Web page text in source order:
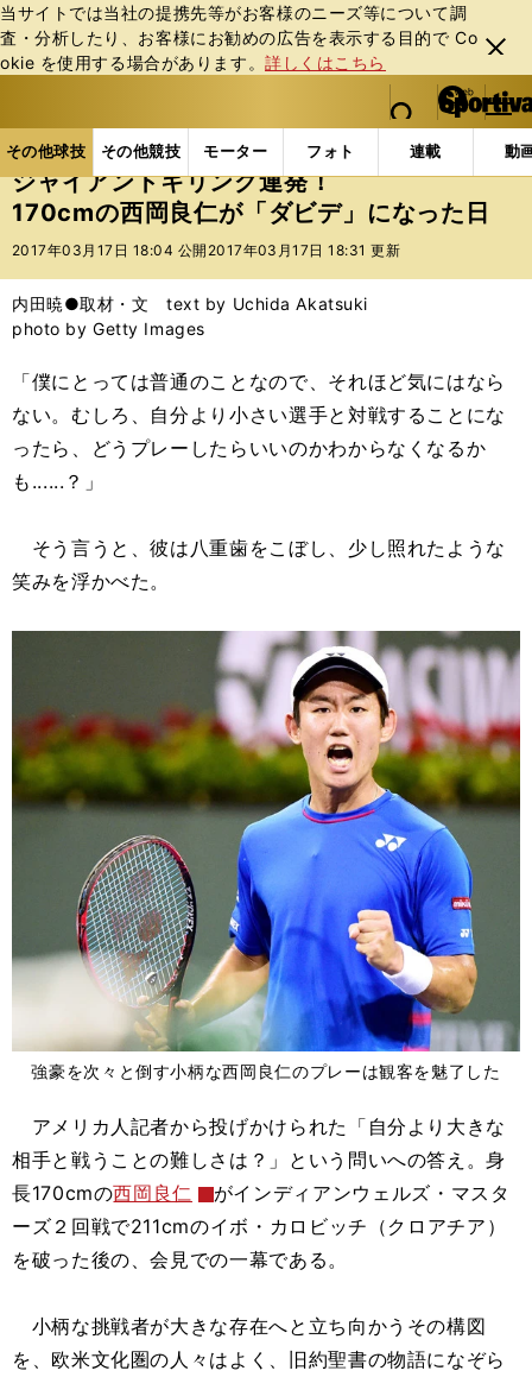
当サイトでは当社の提携先等がお客様のニーズ等について調
査・分析したり、お客様にお勧めの広告を表⽰する⽬的で Co
okie を使⽤する場合があります。詳しくはこちら
閉じ
る
web Sportiva (webスポルティーバ)
検索
マイペ
ー
ジ
メニュ
その他球技 その他競技 モーター フォト 連載 動
ス
ポ
ル
バ
その他球技の記事一覧 テニス ジャイアントキリン
ジャイアントキリング連発！
170cmの西岡良仁が「ダビデ」になった日
2017年03月17日 18:04 公開 2017年03月17日 18:31 更新
内田暁●取材・文 text by Uchida Akatsuki
photo by Getty Images
「僕にとっては普通のことなので、それほど気にはなら
ない。むしろ、自分より小さい選手と対戦することにな
ったら、どうプレーしたらいいのかわからなくなるか
も......？」
そう言うと、彼は八重歯をこぼし、少し照れたような
笑みを浮かべた。
強豪を次々と倒す小柄な西岡良仁のプレーは観客を魅了した
アメリカ人記者から投げかけられた「自分より大きな
相手と戦うことの難しさは？」という問いへの答え。身
長170cmの西岡良仁
がインディアンウェルズ・マスタ
ーズ２回戦で211cmのイボ・カロビッチ（クロアチア）
を破った後の、会見での一幕である。
小柄な挑戦者が大きな存在へと立ち向かうその構図
を、欧米文化圏の人々はよく、旧約聖書の物語になぞら